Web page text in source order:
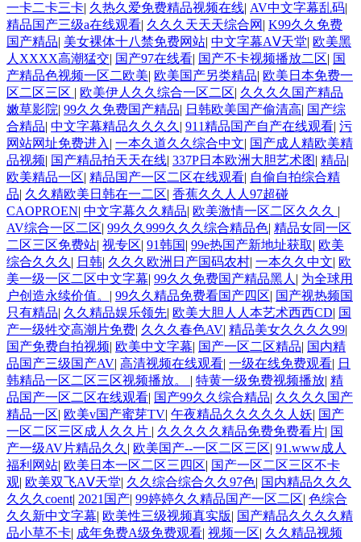
一卡二卡三卡| 久热久爱免费精品视频在线| AV中文字幕乱码|
精品国产三级a在线观看| 久久久天天天综合网 | K99久久免费
国产精品| 美女裸体十八禁免费网站| 中文字幕AⅤ天堂| 欧美黑
人XXXX高潮猛交| 国产97在线看| 国产不卡视频播放二区| 国
产精品色视频一区二欧美| 欧美国产另类精品| 欧美日本免费一
区二区三区 | 欧美伊人久久综合一区二区| 久久久久国产精品
嫩草影院| 99久久免费国产精品| 日韩欧美国产偷清高| 国产综
合精品| 中文字幕精品久久久久 | 911精品国产自产在线观看| 污
网站网址免费进入 | 一本久道久久综合中文| 国产成人精欧美精
品视频| 国产精品拍天天在线| 337P日本欧洲大胆艺术图| 精品|
欧美精品一区| 精品国产一区二区在线观看| 自偷自拍综合精
品| 久久精欧美日韩在一二区| 香蕉久久人人97超碰
CAOPROEN| 中文字幕久久精品| 欧美激情一区二区久久久 |
AV综合一区二区| 99久久999久久久综合精品色| 精品女同一区
二区三区免费站| 视专区| 91韩国| 99e热国产新地址获取| 欧美
综合久久久 | 日韩| 久久久欧洲日产国码农村| 一本久久中文| 欧
美一级一区二区中文字幕| 99久久免费国产精品黑人 | 为全球用
户创造永续价值。 | 99久久精品免费看国产四区| 国产视热频国
只有精品| 久久精品娱乐领先| 欧美大胆人人本艺术西西CD| 国
产一级牲交高潮片免费| 久久久春色AV| 精品美女久久久久99|
国产免费自拍视频| 欧美中文字幕| 国产一区二区精品| 国内精
品国产三级国产AV| 高清视频在线观看| 一级在线免费观看| 日
韩精品一区二区三区视频播放。 | 特黄一级免费视频播放| 精
品国产一区二区在线观看| 国产99久久综合精品| 久久久久国产
精品一区| 欧美v国产蜜芽TV| 午夜精品久久久久久人妖| 国产
一区二区三区成人久久片 | 久久久久久精品免费免费看片| 国
产一级AV片精品久久 | 欧美国产--一区二区三区| 91.www成人
福利网站| 欧美日本一区二区三四区| 国产一区二区三区不卡
观| 欧美双飞AⅤ天堂| 久久综合综合久久97色| 国内精品久久久
久久久coent| 2021国产| 99婷婷久久精品国产一区二区| 色综合
久久新中文字幕| 欧美性三级视频真实版| 国产精品久久久久精
品小草不卡| 成年免费A级免费观看| 视频一区| 久久精品视频